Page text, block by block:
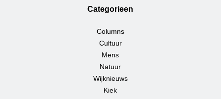
Categorieen
Columns
Cultuur
Mens
Natuur
Wijknieuws
Kiek